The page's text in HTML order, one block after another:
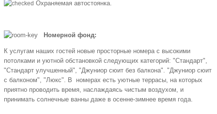
Охраняемая автостоянка.
Номерной фонд:
К услугам наших гостей новые просторные номера с высокими
потолками и уютной обстановкой следующих категорий: "Стандарт",
"Стандарт улучшенный", "Джуниор сюит без балкона". "Джуниор сюит
с балконом", "Люкс". В номерах есть уютные террасы, на которых
приятно проводить время, наслаждаясь чистым воздухом, и
принимать солнечные ванны даже в осенне-зимнее время года.